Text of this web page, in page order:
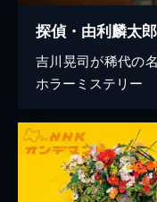
探偵・由利麟太郎
吉川晃司が稀代の
ホラーミステリー